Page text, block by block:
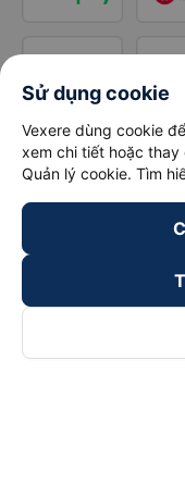
Sử dụng cookie
Vexere dùng cookie
xem chi tiết hoặc
Quản lý cookie. Tìm